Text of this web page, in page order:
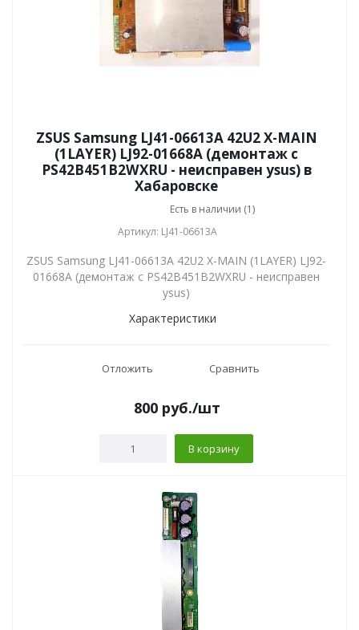
ZSUS Samsung LJ41-06613A 42U2 X-MAIN
(1LAYER) LJ92-01668A (демонтаж с
PS42B451B2WXRU - неисправен ysus) в
Хабаровске
Есть в наличии (1)
Артикул: LJ41-06613A
ZSUS Samsung LJ41-06613A 42U2 X-MAIN (1LAYER) LJ92-
01668A (демонтаж с PS42B451B2WXRU - неисправен
ysus)
Характеристики
Отложить Сравнить
800руб./шт
В корзину